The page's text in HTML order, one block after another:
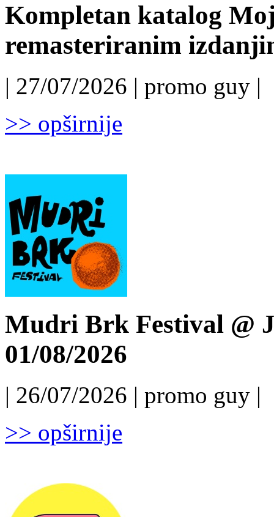
Kompletan katalog
remasteriranim
| 27/07/2026 | promo guy |
>> opširnije
Mudri Brk Festival @
01/08/2026
| 26/07/2026 | promo guy |
>> opširnije